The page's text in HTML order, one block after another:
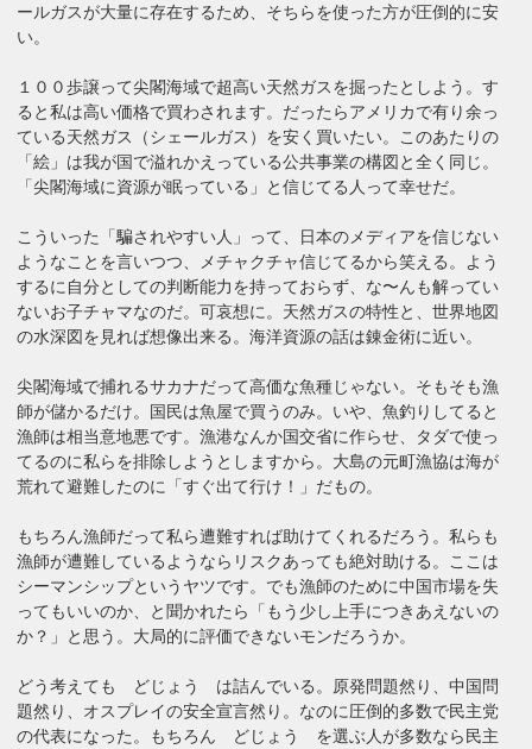
ールガスが大量に存在するため、そちらを使った方が圧倒的に安
い。
１００歩譲って尖閣海域で超高い天然ガスを掘ったとしよう。す
ると私は高い価格で買わされます。だったらアメリカで有り余っ
ている天然ガス（シェールガス）を安く買いたい。このあたりの
「絵」は我が国で溢れかえっている公共事業の構図と全く同じ。
「尖閣海域に資源が眠っている」と信じてる人って幸せだ。
こういった「騙されやすい人」って、日本のメディアを信じない
ようなことを言いつつ、メチャクチャ信じてるから笑える。よう
するに自分としての判断能力を持っておらず、な〜んも解ってい
ないお子チャマなのだ。可哀想に。天然ガスの特性と、世界地図
の水深図を見れば想像出来る。海洋資源の話は錬金術に近い。
尖閣海域で捕れるサカナだって高価な魚種じゃない。そもそも漁
師が儲かるだけ。国民は魚屋で買うのみ。いや、魚釣りしてると
漁師は相当意地悪です。漁港なんか国交省に作らせ、タダで使っ
てるのに私らを排除しようとしますから。大島の元町漁協は海が
荒れて避難したのに「すぐ出て行け！」だもの。
もちろん漁師だって私ら遭難すれば助けてくれるだろう。私らも
漁師が遭難しているようならリスクあっても絶対助ける。ここは
シーマンシップというヤツです。でも漁師のために中国市場を失
ってもいいのか、と聞かれたら「もう少し上手につきあえないの
か？」と思う。大局的に評価できないモンだろうか。
どう考えても どじょう は詰んでいる。原発問題然り、中国問
題然り、オスプレイの安全宣言然り。なのに圧倒的多数で民主党
の代表になった。もちろん どじょう を選ぶ人が多数なら民主